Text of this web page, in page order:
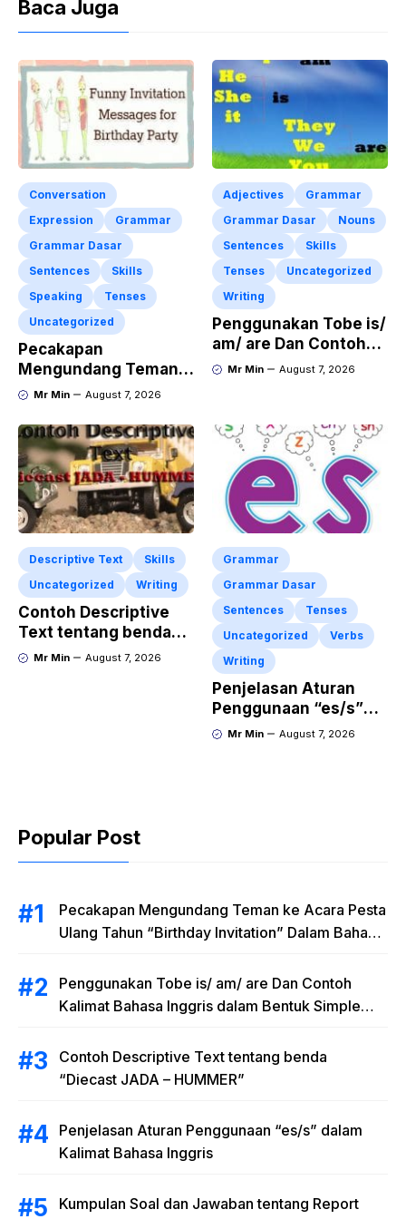
Baca Juga
Conversation
Expression
Grammar
Grammar Dasar
Sentences
Skills
Speaking
Tenses
Uncategorized
Pecakapan
Mengundang Teman
ke Acara Pesta Ulang
Invitation” Dalam
Bahasa Inggris
Mr Min August 7, 2026
Adjectives
Grammar
Grammar Dasar
Nouns
Sentences
Skills
Tenses
Uncategorized
Writing
Penggunakan Tobe is/
am/ are Dan Contoh
Kalimat Bahasa
Mr Min August 7, 2026
Descriptive Text
Skills
Uncategorized
Writing
Contoh Descriptive
Text tentang benda
“Diecast JADA –
Mr Min August 7, 2026
Grammar
Grammar Dasar
Sentences
Tenses
Uncategorized
Verbs
Writing
Penjelasan Aturan
Penggunaan “es/s”
dalam Kalimat Bahasa
Mr Min August 7, 2026
Popular Post
Pecakapan Mengundang Teman ke Acara Pesta
Ulang Tahun “Birthday Invitation” Dalam Bahasa
Penggunakan Tobe is/ am/ are Dan Contoh
Kalimat Bahasa Inggris dalam Bentuk Simple
Contoh Descriptive Text tentang benda
“Diecast JADA – HUMMER”
Penjelasan Aturan Penggunaan “es/s” dalam
Kalimat Bahasa Inggris
Kumpulan Soal dan Jawaban tentang Report